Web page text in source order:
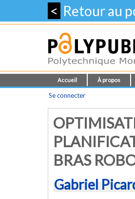
< Retour au
Accueil À propos
Se connecter
BRAS
Gabriel